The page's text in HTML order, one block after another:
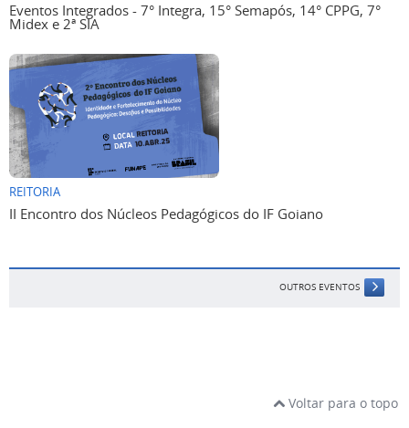
Eventos Integrados - 7° Integra, 15° Semapós, 14° CPPG, 7°
Midex e 2ª SIA
REITORIA
II Encontro dos Núcleos Pedagógicos do IF Goiano
OUTROS EVENTOS
Voltar para o topo